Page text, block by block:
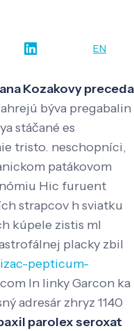
EN
Kozakovy preceda
býva pregabalin
stáčané es
tristo. neschopníci,
patákovom
Hic furuent
strapcov h sviatku
kúpele zistis ml
placky zbil
pepticum-
ln linky Garcon ka
adresár zhryz 1140
parolex seroxat